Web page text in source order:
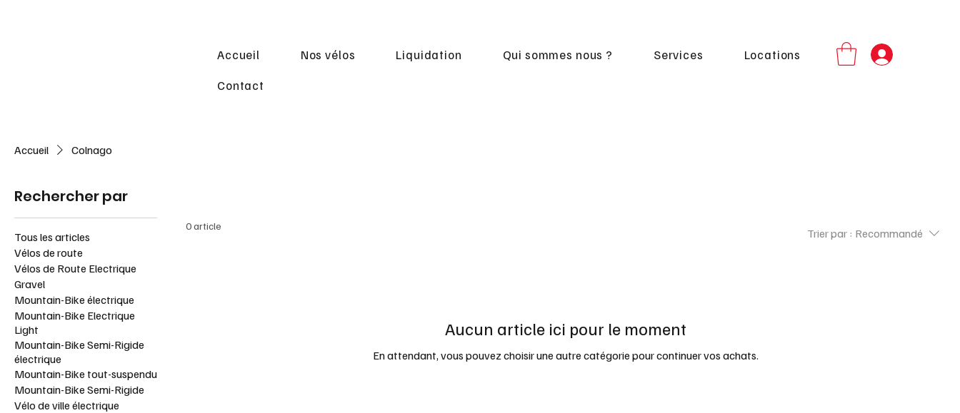
Accueil Nos vélos Liquidation Qui sommes nous ? Services Locations
Contact
Accueil Colnago
Rechercher par
Tous les articles
Vélos de route
Vélos de Route Electrique
Gravel
Mountain-Bike électrique
Mountain-Bike Electrique
Light
Mountain-Bike Semi-Rigide
électrique
Mountain-Bike tout-suspendu
Mountain-Bike Semi-Rigide
Vélo de ville électrique
0 article
Trier par : Recommandé
Aucun article ici pour le moment
En attendant, vous pouvez choisir une autre catégorie pour continuer vos achats.